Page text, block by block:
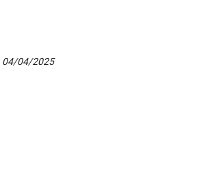
04/04/2025